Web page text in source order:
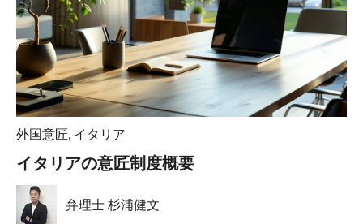
外国意匠, イタリア
イタリアの意匠制度概要
弁理士 杉浦健文